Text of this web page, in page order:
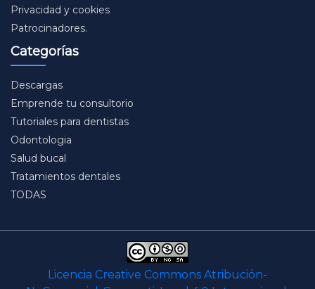
Privacidad y cookies
Patrocinadores.
Categorías
Descargas
Emprende tu consultorio
Tutoriales para dentistas
Odontologia
Salud bucal
Tratamientos dentales
TODAS
Licencia Creative Commons Atribución-